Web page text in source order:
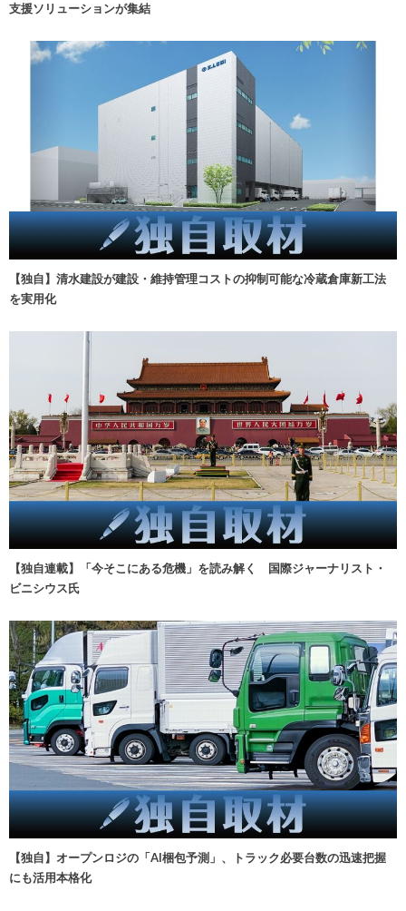
支援ソリューションが集結
【独自】清水建設が建設・維持管理コストの抑制可能な冷蔵倉庫新工法
を実用化
【独自連載】「今そこにある危機」を読み解く 国際ジャーナリスト・
ビニシウス氏
【独自】オープンロジの「AI梱包予測」、トラック必要台数の迅速把握
にも活用本格化